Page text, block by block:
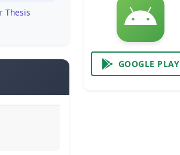
Thesis
GOOGLE PLAY